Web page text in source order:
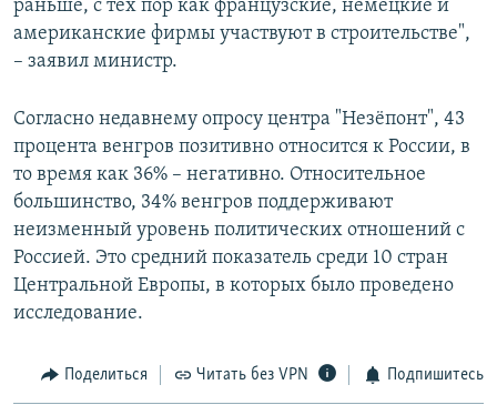
раньше, с тех пор как французские, немецкие и
американские фирмы участвуют в строительстве",
– заявил министр.
Согласно недавнему опросу центра "Незёпонт", 43
процента венгров позитивно относится к России, в
то время как 36% – негативно. Относительное
большинство, 34% венгров поддерживают
неизменный уровень политических отношений с
Россией. Это средний показатель среди 10 стран
Центральной Европы, в которых было проведено
исследование.
Поделиться Читать без VPN Подпишитесь